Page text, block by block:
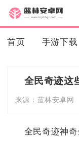
首页 手游下载
全民奇迹这
来源： 蓝林安卓网
全民奇迹神